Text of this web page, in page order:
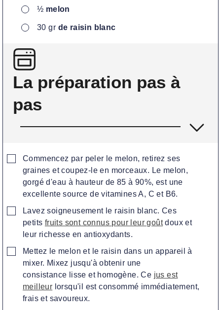
▢
½ melon
▢
30 gr de raisin blanc
La préparation pas à
pas
▢
Commencez par peler le melon, retirez ses
graines et coupez-le en morceaux. Le melon,
gorgé d'eau à hauteur de 85 à 90%, est une
excellente source de vitamines A, C et B6.
▢Lavez soigneusement le raisin blanc. Ces
petits fruits sont connus pour leur goûtdoux et
leur richesse en antioxydants.
▢
Mettez le melon et le raisin dans un appareil à
mixer. Mixez jusqu'à obtenir une
consistance lisse et homogène. Ce jus est
meilleur lorsqu'il est consommé immédiatement,
frais et savoureux.